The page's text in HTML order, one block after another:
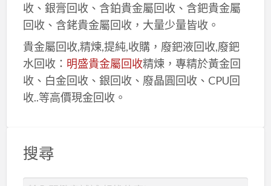
收、銀膏回收、含鉑貴金屬回收、含鈀貴金屬
回收、含銠貴金屬回收，大量少量皆收。
貴金屬回收,精煉,提純,收購，廢鈀液回收,廢鈀
水回收： 明盛貴金屬回收精煉，專精於黃金回
收、白金回收、銀回收、廢晶圓回收、CPU回
收..等高價現金回收。
搜尋